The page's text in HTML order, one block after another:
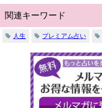
関連キーワード
人生 プレミアム占い